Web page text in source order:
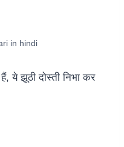
in hindi
झूठी दोस्ती निभा कर